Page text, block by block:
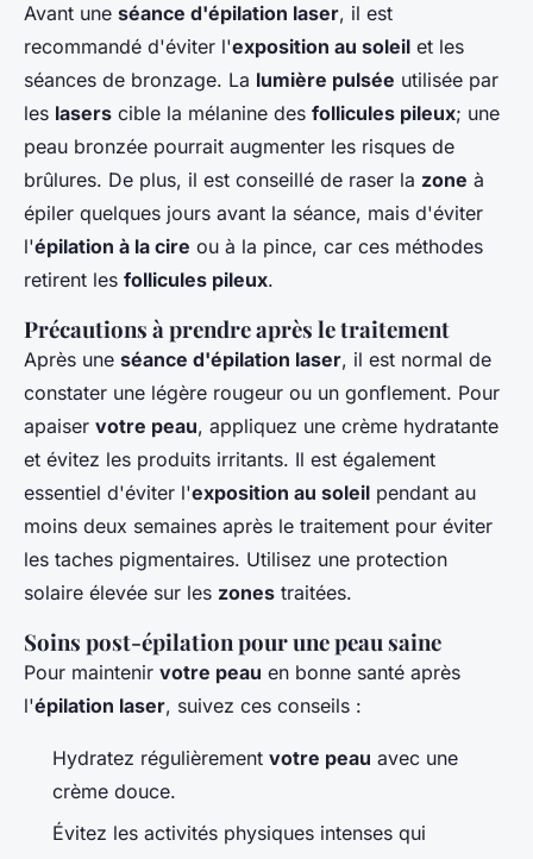
Avant une séance d'épilation laser, il est
recommandé d'éviter l'exposition au soleil et les
séances de bronzage. La lumière pulsée utilisée par
les lasers cible la mélanine des follicules pileux; une
peau bronzée pourrait augmenter les risques de
brûlures. De plus, il est conseillé de raser la zone à
épiler quelques jours avant la séance, mais d'éviter
l'épilation à la cire ou à la pince, car ces méthodes
retirent les follicules pileux.
Précautions à prendre après le traitement
Après une séance d'épilation laser, il est normal de
constater une légère rougeur ou un gonflement. Pour
apaiser votre peau, appliquez une crème hydratante
et évitez les produits irritants. Il est également
essentiel d'éviter l'exposition au soleil pendant au
moins deux semaines après le traitement pour éviter
les taches pigmentaires. Utilisez une protection
solaire élevée sur les zones traitées.
Soins post-épilation pour une peau saine
Pour maintenir votre peau en bonne santé après
l'épilation laser, suivez ces conseils :
Hydratez régulièrement votre peau avec une
crème douce.
Évitez les activités physiques intenses qui